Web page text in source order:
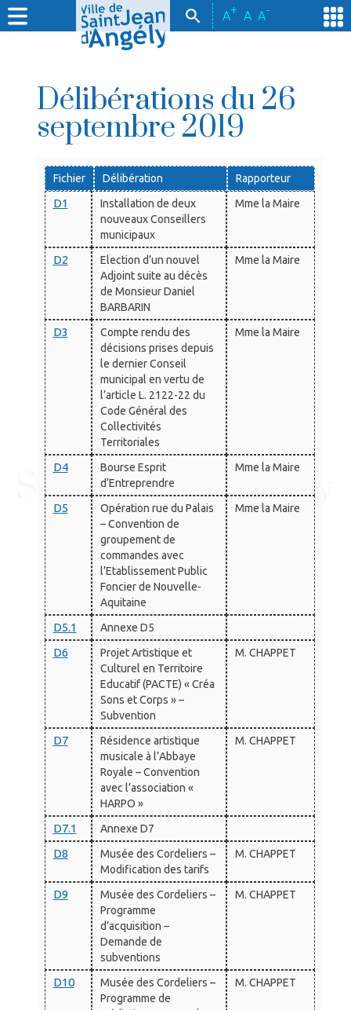
A+ A A-
Délibérations du 26
septembre 2019
Fichier Délibération Rapporteur
D1
Installation de deux
nouveaux Conseillers
municipaux
Mme la Maire
D2
Election d’un nouvel
Adjoint suite au décès
de Monsieur Daniel
BARBARIN
Mme la Maire
D3
Compte rendu des
décisions prises depuis
le dernier Conseil
municipal en vertu de
l’article L. 2122-22 du
Code Général des
Collectivités
Territoriales
Mme la Maire
D4
Bourse Esprit
d’Entreprendre
Mme la Maire
D5
Opération rue du Palais
– Convention de
groupement de
commandes avec
l’Etablissement Public
Foncier de Nouvelle-
Aquitaine
Mme la Maire
D5.1 Annexe D5
D6
Projet Artistique et
Culturel en Territoire
Educatif (PACTE) « Créa
Sons et Corps » –
Subvention
M. CHAPPET
D7
Résidence artistique
musicale à l’Abbaye
Royale – Convention
avec l’association «
HARPO »
M. CHAPPET
D7.1 Annexe D7
D8
Musée des Cordeliers –
Modification des tarifs
M. CHAPPET
D9
Musée des Cordeliers –
Programme
d’acquisition –
Demande de
subventions
M. CHAPPET
D10
Musée des Cordeliers –
Programme de
M. CHAPPET